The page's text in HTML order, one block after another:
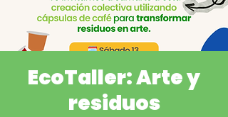
EcoTaller: Arte y
residuos